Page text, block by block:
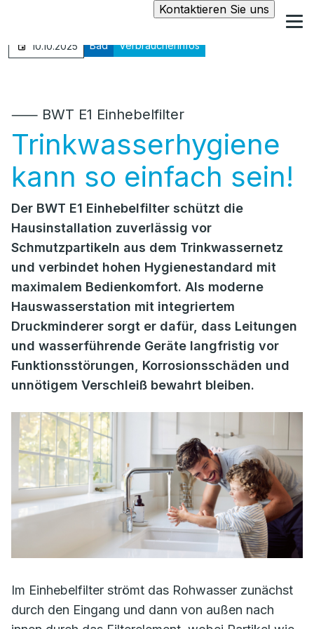
Kontaktieren Sie uns
10.10.2025 Bad Verbraucherinfos
⸺ BWT E1 Einhebelfilter
Trinkwasserhygiene
kann so einfach sein!
Der BWT E1 Einhebelfilter schützt die
Hausinstallation zuverlässig vor
Schmutzpartikeln aus dem Trinkwassernetz
und verbindet hohen Hygienestandard mit
maximalem Bedienkomfort. Als moderne
Hauswasserstation mit integriertem
Druckminderer sorgt er dafür, dass Leitungen
und wasserführende Geräte langfristig vor
Funktionsstörungen, Korrosionsschäden und
unnötigem Verschleiß bewahrt bleiben.
Im Einhebelfilter strömt das Rohwasser zunächst
durch den Eingang und dann von außen nach